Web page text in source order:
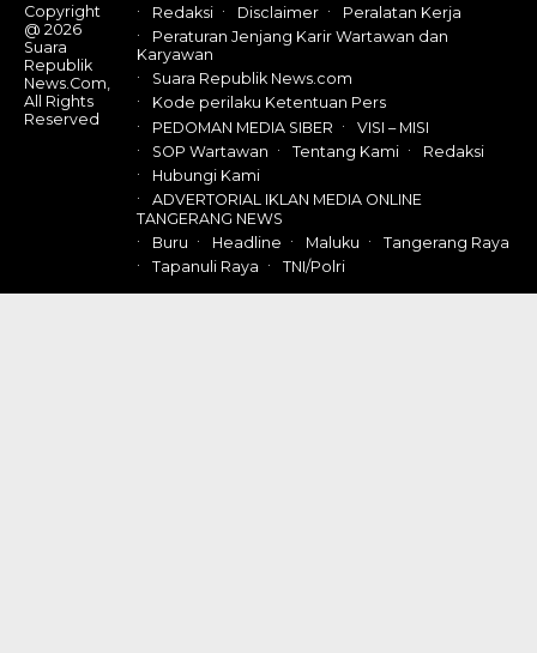
Copyright
@ 2026
Suara
Republik
News.Com,
All Rights
Reserved
Redaksi Disclaimer
Peralatan Kerja
Peraturan Jenjang Karir Wartawan dan
Karyawan
Suara Republik News.com
Kode perilaku Ketentuan Pers
PEDOMAN MEDIA SIBER
VISI – MISI
SOP Wartawan
Tentang Kami
Redaksi
Hubungi Kami
ADVERTORIAL IKLAN MEDIA ONLINE
TANGERANG NEWS
Buru
Headline Maluku
Tangerang Raya
Tapanuli Raya
TNI/Polri